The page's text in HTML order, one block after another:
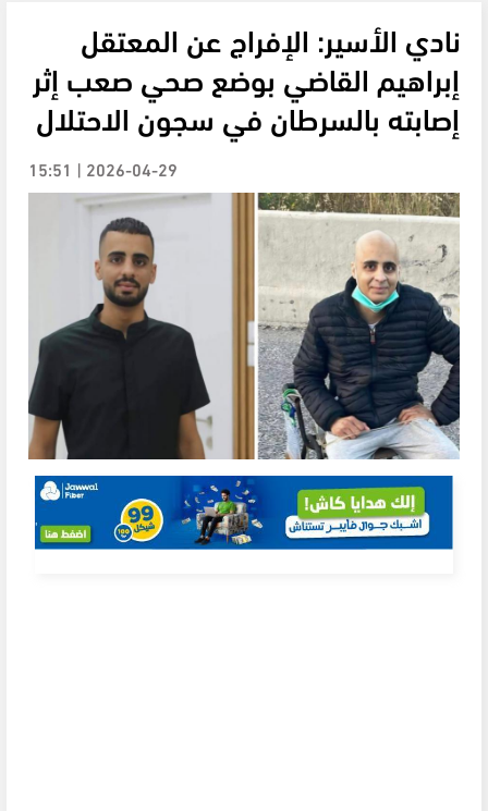
نادي الأسير: الإفراج عن المعتقل
إبراهيم القاضي بوضع صحي صعب إثر
إصابته بالسرطان في سجون الاحتلال
2026-04-29 | 15:51